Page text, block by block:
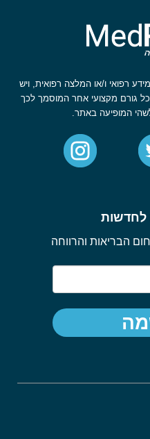
רפואי ו/או המלצה רפואית, ויש
גורם מקצועי אחר המוסמך לכך
המופיעה באתר.
הבריאות והרווחה